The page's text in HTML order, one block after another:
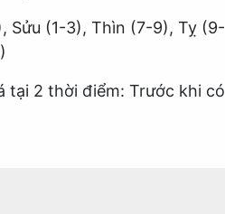
Sửu (1-3), Thìn (7-9), Tỵ (9-
tại 2 thời điểm: Trước khi có